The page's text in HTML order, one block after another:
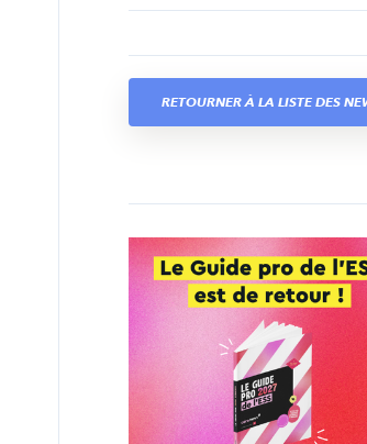
RETOURNER À LA LISTE DES